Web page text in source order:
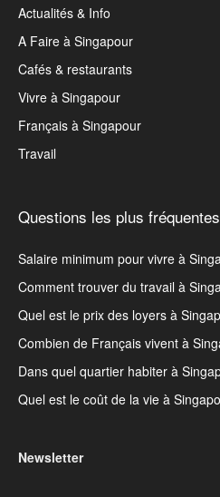
Actualités & Info
A Faire à Singapour
Cafés & restaurants
Vivre à Singapour
Français à Singapour
Travail
Questions les plus fréquentes
Salaire minimum pour vivre à
Comment trouver du travail à
Quel est le prix des loyers à
Combien de Français vivent à
Dans quel quartier habiter à
Quel est le coût de la vie à
Newsletter